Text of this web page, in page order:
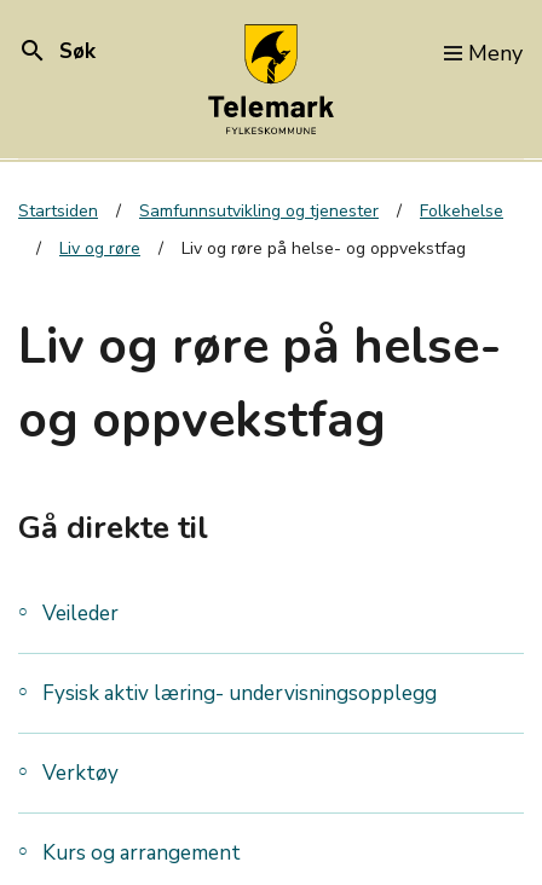
search Søk Meny
Startsiden Samfunnsutvikling og tjenester
Folkehelse
Liv og røre
Liv og røre på helse- og oppvekstfag
Liv og røre på helse-
og oppvekstfag
Gå direkte til
Veileder
Fysisk aktiv læring- undervisningsopplegg
Verktøy
Kurs og arrangement